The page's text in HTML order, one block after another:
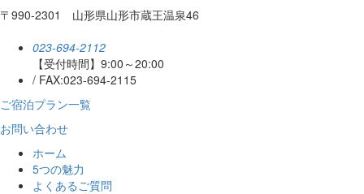
〒990-2301 山形県山形市蔵王温泉46
023-694-2112
【受付時間】9:00～20:00
/ FAX:023-694-2115
ご宿泊プラン一覧
お問い合わせ
ホーム
5つの魅力
よくあるご質問